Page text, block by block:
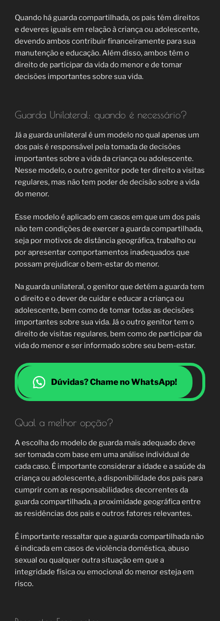
Quando há guarda compartilhada, os pais têm direitos
e deveres iguais em relação à criança ou adolescente,
devendo ambos contribuir financeiramente para sua
manutenção e educação. Além disso, ambos têm o
direito de participar da vida do menor e de tomar
decisões importantes sobre sua vida.
Guarda Unilateral: quando é necessário?
Já a guarda unilateral é um modelo no qual apenas um
dos pais é responsável pela tomada de decisões
importantes sobre a vida da criança ou adolescente.
Nesse modelo, o outro genitor pode ter direito a visitas
regulares, mas não tem poder de decisão sobre a vida
do menor.
Esse modelo é aplicado em casos em que um dos pais
não tem condições de exercer a guarda compartilhada,
seja por motivos de distância geográfica, trabalho ou
por apresentar comportamentos inadequados que
possam prejudicar o bem-estar do menor.
Na guarda unilateral, o genitor que detém a guarda tem
o direito e o dever de cuidar e educar a criança ou
adolescente, bem como de tomar todas as decisões
importantes sobre sua vida. Já o outro genitor tem o
direito de visitas regulares, bem como de participar da
vida do menor e ser informado sobre seu bem-estar.
Dúvidas? Chame no WhatsApp!
Qual a melhor opção?
A escolha do modelo de guarda mais adequado deve
ser tomada com base em uma análise individual de
cada caso. É importante considerar a idade e a saúde da
criança ou adolescente, a disponibilidade dos pais para
cumprir com as responsabilidades decorrentes da
guarda compartilhada, a proximidade geográfica entre
as residências dos pais e outros fatores relevantes.
É importante ressaltar que a guarda compartilhada não
é indicada em casos de violência doméstica, abuso
sexual ou qualquer outra situação em que a
integridade física ou emocional do menor esteja em
risco.